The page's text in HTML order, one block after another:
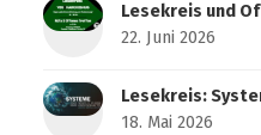
Lesekreis und
22. Juni 2026
Lesekreis:
18. Mai 2026